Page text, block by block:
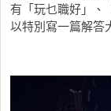
有「玩乜職好」、
以特別寫一篇解答